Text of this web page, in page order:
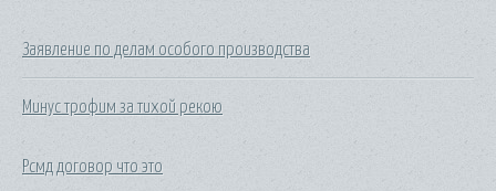
Заявление по делам особого производства
Минус трофим за тихой рекою
Рсмд договор что это